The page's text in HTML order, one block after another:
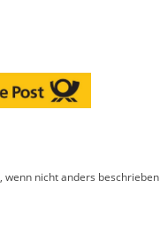
, wenn nicht anders beschrieben